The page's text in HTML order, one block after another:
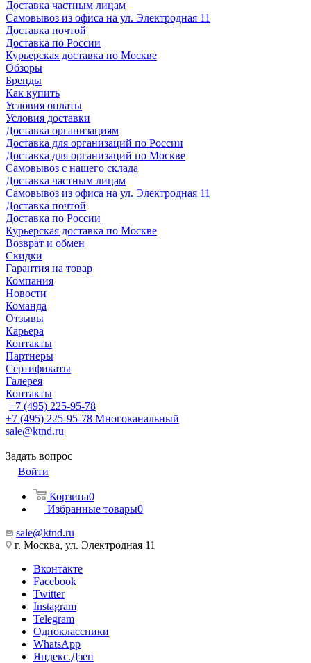
Доставка частным лицам
Самовывоз из офиса на ул. Электродная 11
Доставка почтой
Доставка по России
Курьерская доставка по Москве
Обзоры
Бренды
Как купить
Условия оплаты
Условия доставки
Доставка организациям
Доставка для организаций по России
Доставка для организаций по Москве
Самовывоз с нашего склада
Доставка частным лицам
Самовывоз из офиса на ул. Электродная 11
Доставка почтой
Доставка по России
Курьерская доставка по Москве
Возврат и обмен
Скидки
Гарантия на товар
Компания
Новости
Команда
Отзывы
Карьера
Контакты
Партнеры
Сертификаты
Галерея
Контакты
+7 (495) 225-95-78
+7 (495) 225-95-78 Многоканальный
sale@ktnd.ru
Задать вопрос
Войти
Корзина0
Избранные товары0
sale@ktnd.ru
г. Москва, ул. Электродная 11
Вконтакте
Facebook
Twitter
Instagram
Telegram
Одноклассники
WhatsApp
Яндекс.Дзен